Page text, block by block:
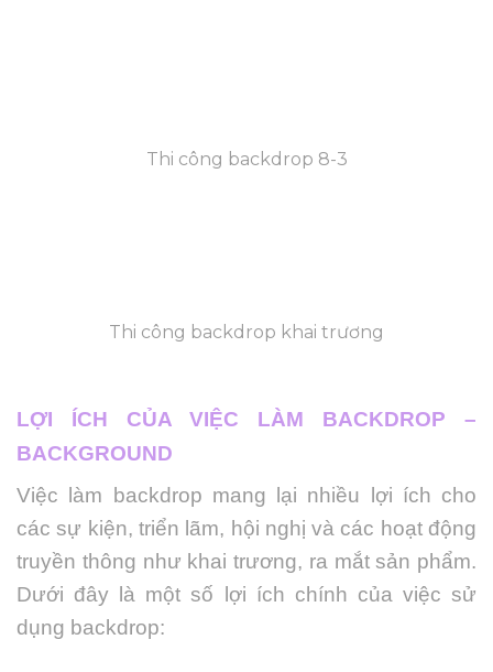
Thi công backdrop 8-3
Thi công backdrop khai trương
LỢI ÍCH CỦA VIỆC LÀM BACKDROP –
BACKGROUND
Việc làm backdrop mang lại nhiều lợi ích cho
các sự kiện, triển lãm, hội nghị và các hoạt động
truyền thông như khai trương, ra mắt sản phẩm.
Dưới đây là một số lợi ích chính của việc sử
dụng backdrop: